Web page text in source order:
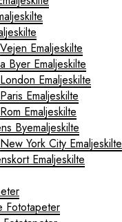
Vejen Emaljeskilte
Byer Emaljeskilte
London Emaljeskilte
Paris Emaljeskilte
Rom Emaljeskilte
Byemaljeskilte
New York City Emaljeskilte
Emaljeskilte
Fototapeter